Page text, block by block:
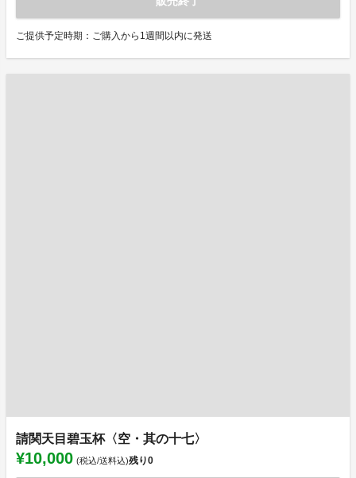
ご提供予定時期：ご購入から1週間以内に発送
請関天目碧玉杯〈空・其の十七〉
¥10,000 (税込/送料込)残り0